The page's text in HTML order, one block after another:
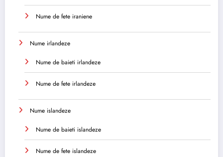
Nume de fete iraniene
Nume irlandeze
Nume de baieti irlandeze
Nume de fete irlandeze
Nume islandeze
Nume de baieti islandeze
Nume de fete islandeze